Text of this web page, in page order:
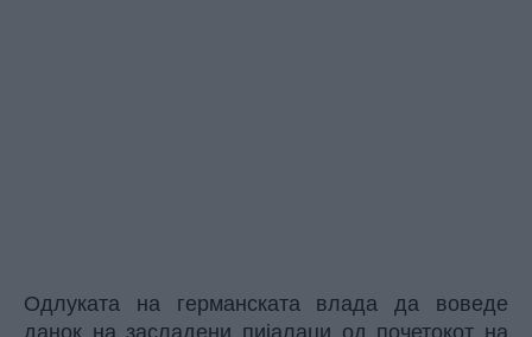
Одлуката на германската влада да воведе
данок на засладени пијалаци од почетокот на